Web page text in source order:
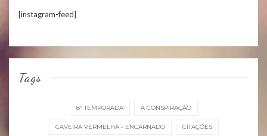
[instagram-feed]
Tags
8ª TEMPORADA A CONSPIRAÇÃO
CAVEIRA VERMELHA - ENCARNADO CITAÇÕES